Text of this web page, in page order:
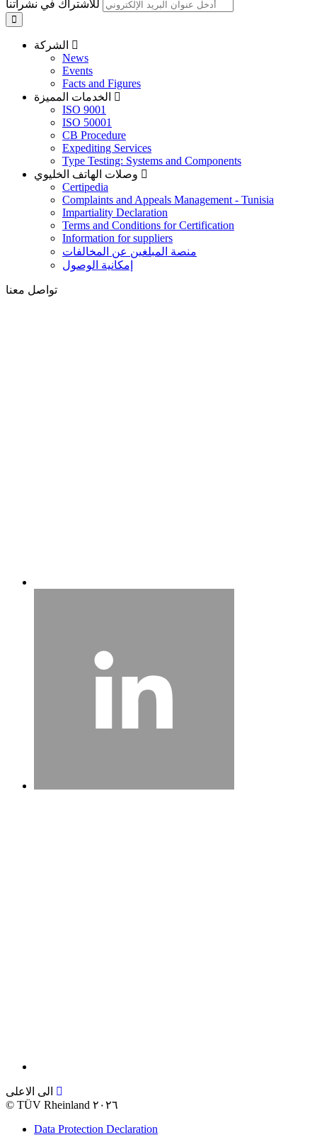
News
Events
Facts and Figures
ISO 9001
ISO 50001
CB Procedure
Expediting Services
Type Testing: Systems and Components
Certipedia
Complaints and Appeals Management - Tunisia
Impartiality Declaration
Terms and Conditions for Certification
Information for suppliers
منصة المبلغين عن المخالفات
إمكانية الوصول
تواصل معنا
الى الاعلى
©
TÜV Rheinland ٢٠٢٦
Data Protection Declaration